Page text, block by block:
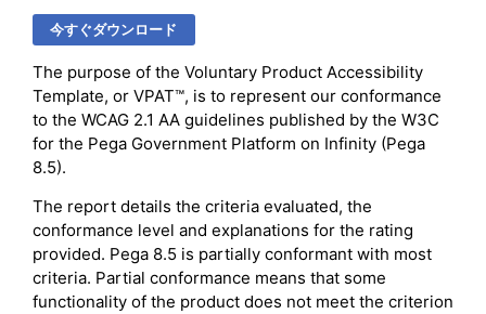
今すぐダウンロード
The purpose of the Voluntary Product Accessibility
Template, or VPAT™, is to represent our conformance
to the WCAG 2.1 AA guidelines published by the W3C
for the Pega Government Platform on Infinity (Pega
8.5).
The report details the criteria evaluated, the
conformance level and explanations for the rating
provided. Pega 8.5 is partially conformant with most
criteria. Partial conformance means that some
functionality of the product does not meet the criterion